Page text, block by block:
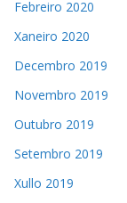
Febreiro 2020
Xaneiro 2020
Decembro 2019
Novembro 2019
Outubro 2019
Setembro 2019
Xullo 2019